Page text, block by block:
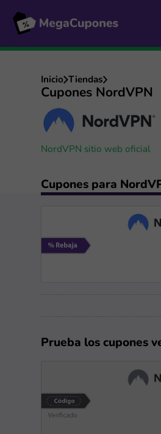
Inicio Tiendas
Cupones NordVPN
NordVPN sitio web oficial
Cupones para
Prueba los cupones